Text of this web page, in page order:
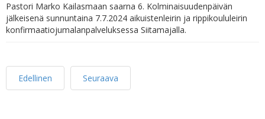
Pastori Marko Kailasmaan saarna 6. Kolminaisuudenpäivän
jälkeisenä sunnuntaina 7.7.2024 aikuistenleirin ja rippikoululeirin
konfirmaatiojumalanpalveluksessa Siitamajalla.
Edellinen Seuraava